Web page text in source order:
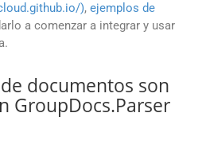
), ejemplos de
a comenzar a integrar y usar
documentos son
GroupDocs.Parser